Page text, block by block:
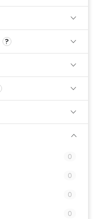
?
0
0
0
0